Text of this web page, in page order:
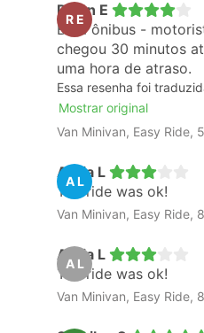
R E
Rhian E
Bom ônibus -
chegou 30 minutos
uma hora de atraso.
Essa resenha foi
Mostrar original
Van Minivan, Easy Ride,
A L
Alicia L
The ride was ok!
Van Minivan, Easy Ride,
A L
Alicia L
The ride was ok!
Van Minivan, Easy Ride,